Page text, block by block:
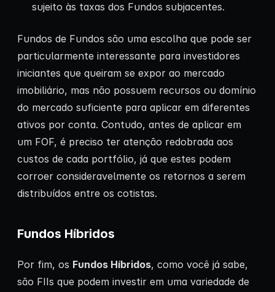
sujeito às taxas dos Fundos subjacentes.
Fundos de Fundos são uma escolha que pode ser
particularmente interessante para investidores
iniciantes que queiram se expor ao mercado
imobiliário, mas não possuem recursos ou domínio
do mercado suficiente para aplicar em diferentes
ativos por conta. Contudo, antes de aplicar em
um FOF, é preciso ter atenção redobrada aos
custos de cada portfólio, já que estes podem
corroer consideravelmente os retornos a serem
distribuídos entre os cotistas.
Fundos Híbridos
Por fim, os Fundos Híbridos, como você já sabe,
são FIIs que podem investir em uma variedade de